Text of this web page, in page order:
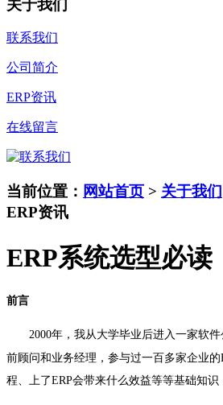
关于我们
联系我们
公司简介
ERP资讯
在线留言
当前位置： 网站首页 > 关于我们
ERP资讯
ERP系统选型必读
前言
2000年，我从大学毕业后进入一家软
前顾问和业务经理，参与过一百多家企业
程、上了ERP会带来什么效益等等基础知